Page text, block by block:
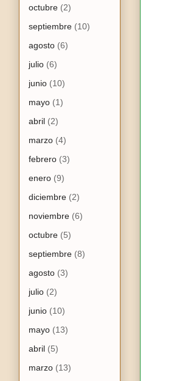
octubre (2)
septiembre (10)
agosto (6)
julio (6)
junio (10)
mayo (1)
abril (2)
marzo (4)
febrero (3)
enero (9)
diciembre (2)
noviembre (6)
octubre (5)
septiembre (8)
agosto (3)
julio (2)
junio (10)
mayo (13)
abril (5)
marzo (13)